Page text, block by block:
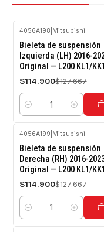
-10%
OFF
4056A198 Mitsubishi
Bieleta de suspensión
Izquierda (LH) 2016-
Original — L200 KL1/KK1
$114.900$127.667
Cantidad
-10%
OFF
4056A199 Mitsubishi
Bieleta de suspensión
Derecha (RH) 2016-
Original — L200 KL1/KK1
$114.900$127.667
Cantidad